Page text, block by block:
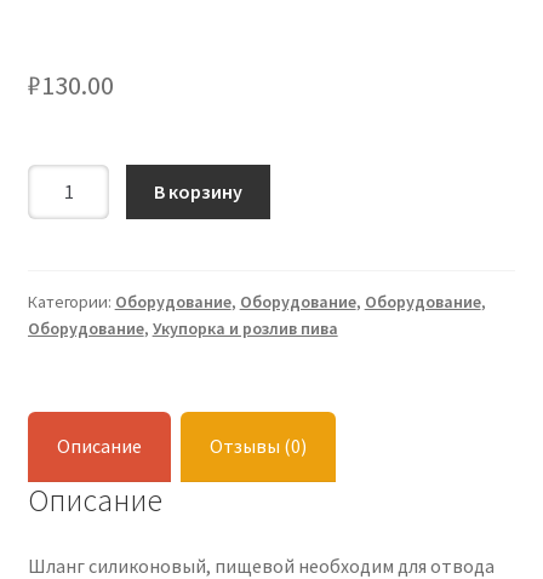
₽130.00
(d6мм.
b1.5мм.)
В корзину
Категории: Оборудование, Оборудование, Оборудование,
Оборудование, Укупорка и розлив пива
Описание Отзывы (0)
Описание
Шланг силиконовый, пищевой необходим для отвода